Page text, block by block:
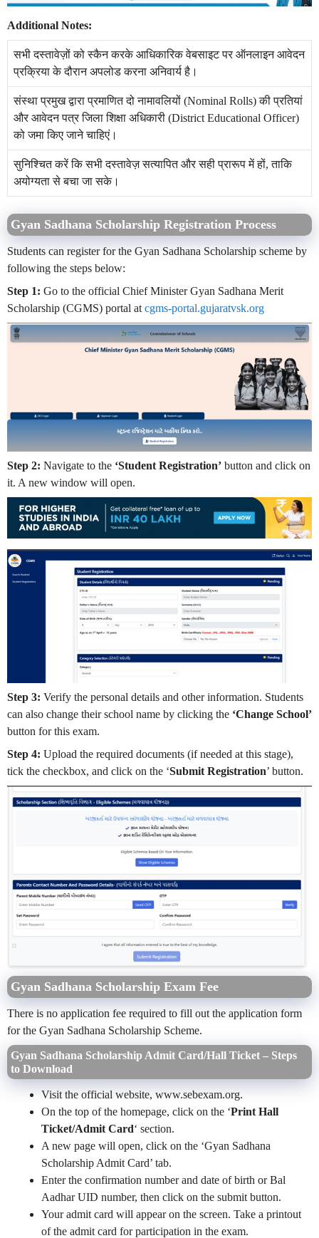
Additional Notes:
सभी दस्तावेज़ों को स्कैन करके आधिकारिक वेबसाइट पर ऑनलाइन आवेदन
प्रक्रिया के दौरान अपलोड करना अनिवार्य है।
संस्था प्रमुख द्वारा प्रमाणित दो नामावलियों (Nominal Rolls) की प्रतियां
और आवेदन पत्र जिला शिक्षा अधिकारी (District Educational Officer)
को जमा किए जाने चाहिएं।
सुनिश्चित करें कि सभी दस्तावेज़ सत्यापित और सही प्रारूप में हों, ताकि
अयोग्यता से बचा जा सके।
Gyan Sadhana Scholarship Registration Process
Students can register for the Gyan Sadhana Scholarship scheme by
following the steps below:
Step 1: Go to the official Chief Minister Gyan Sadhana Merit
Scholarship (CGMS) portal at cgms-portal.gujaratvsk.org
Step 2: Navigate to the ‘Student Registration’ button and click on
it. A new window will open.
Step 3: Verify the personal details and other information. Students
can also change their school name by clicking the ‘Change School’
button for this exam.
Step 4: Upload the required documents (if needed at this stage),
tick the checkbox, and click on the ‘Submit Registration’ button.
Gyan Sadhana Scholarship Exam Fee
There is no application fee required to fill out the application form
for the Gyan Sadhana Scholarship Scheme.
Gyan Sadhana Scholarship Admit Card/Hall Ticket – Steps
to Download
Visit the official website, www.sebexam.org.
On the top of the homepage, click on the ‘Print Hall
Ticket/Admit Card‘ section.
A new page will open, click on the ‘Gyan Sadhana
Scholarship Admit Card’ tab.
Enter the confirmation number and date of birth or Bal
Aadhar UID number, then click on the submit button.
Your admit card will appear on the screen. Take a printout
of the admit card for participation in the exam.